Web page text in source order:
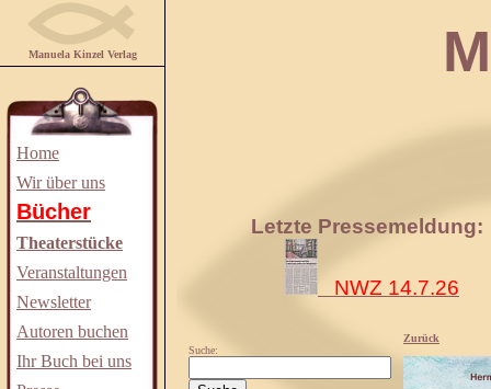
Manuela Kinzel Verlag
Home
Wir über uns
Bücher
Theaterstücke
Veranstaltungen
Newsletter
Autoren buchen
Ihr Buch bei uns
Letzte Pressemeldung:
NWZ 14.7.26
Suche:
Zurück